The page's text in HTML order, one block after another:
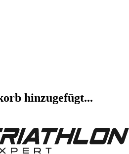
hinzugefügt...